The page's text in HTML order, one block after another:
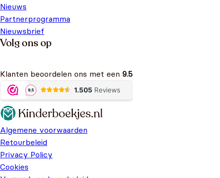
Nieuws
Partnerprogramma
Nieuwsbrief
Volg ons op
Klanten beoordelen ons met een 9.5
Algemene voorwaarden
Retourbeleid
Privacy Policy
Cookies